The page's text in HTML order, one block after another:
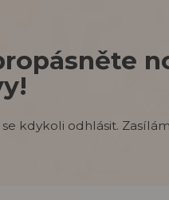
kdykoli odhlásit.